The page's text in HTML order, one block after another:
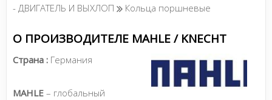
- ДВИГАТЕЛЬ И ВЫХЛОП
Кольца поршневые
О ПРОИЗВОДИТЕЛЕ MAHLE / KNECHT
Страна : Германия
MAHLE – глобальный